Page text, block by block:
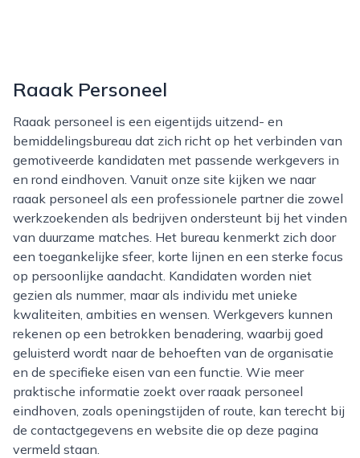
Raaak Personeel
Raaak personeel is een eigentijds uitzend- en
bemiddelingsbureau dat zich richt op het verbinden van
gemotiveerde kandidaten met passende werkgevers in
en rond eindhoven. Vanuit onze site kijken we naar
raaak personeel als een professionele partner die zowel
werkzoekenden als bedrijven ondersteunt bij het vinden
van duurzame matches. Het bureau kenmerkt zich door
een toegankelijke sfeer, korte lijnen en een sterke focus
op persoonlijke aandacht. Kandidaten worden niet
gezien als nummer, maar als individu met unieke
kwaliteiten, ambities en wensen. Werkgevers kunnen
rekenen op een betrokken benadering, waarbij goed
geluisterd wordt naar de behoeften van de organisatie
en de specifieke eisen van een functie. Wie meer
praktische informatie zoekt over raaak personeel
eindhoven, zoals openingstijden of route, kan terecht bij
de contactgegevens en website die op deze pagina
vermeld staan.